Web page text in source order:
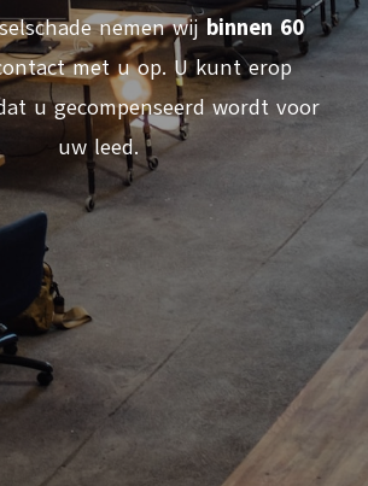
nemen wij binnen 60
met u op. U kunt erop
u gecompenseerd wordt voor
uw leed.